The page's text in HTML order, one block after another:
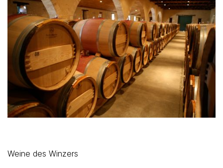
Weine des Winzers